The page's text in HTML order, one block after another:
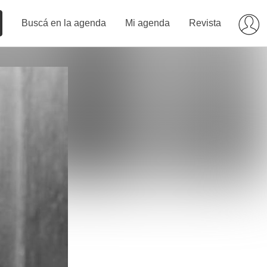
Buscá en la agenda Mi agenda Revista